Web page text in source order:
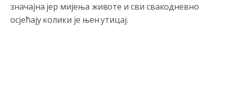
значајна јер мијења животе и сви свакодневно
осјећају колики је њен утицај.